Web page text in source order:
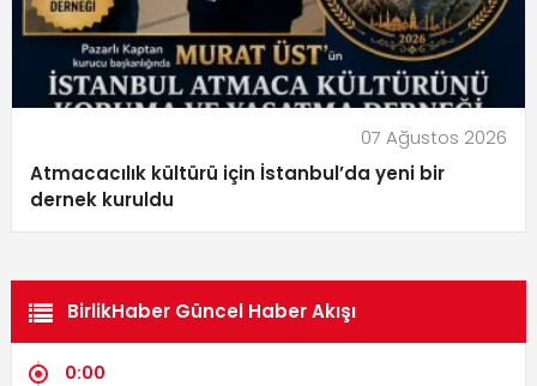
07 Ağustos 2026
Atmacacılık kültürü için İstanbul’da yeni bir
dernek kuruldu
BirlikHaber Güncel Haber Akışı
0:00